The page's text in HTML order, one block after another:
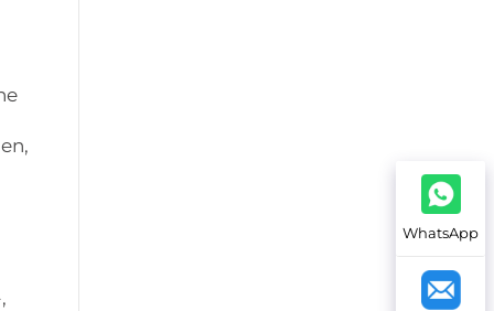
WhatsApp